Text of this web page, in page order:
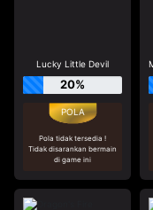
Lucky Little Devil
20%
Pola tidak tersedia !
Tidak disarankan bermain
di game ini